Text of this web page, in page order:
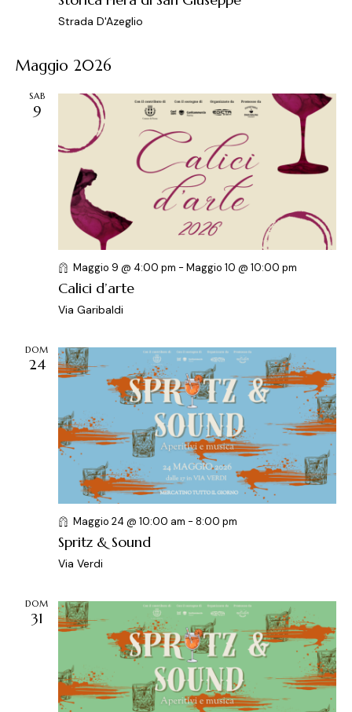
Strada D'Azeglio
Maggio 2026
SAB
9
Maggio 9 @ 4:00 pm - Maggio 10 @ 10:00 pm
Calici d’arte
Via Garibaldi
DOM
24
Maggio 24 @ 10:00 am - 8:00 pm
Spritz & Sound
Via Verdi
DOM
31